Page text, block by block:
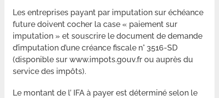
Les entreprises payant par imputation sur échéance
future doivent cocher la case « paiement sur
imputation » et souscrire le document de demande
d’imputation d’une créance fiscale n° 3516-SD
(disponible sur www.impots.gouv.fr ou auprès du
service des impôts).
Le montant de l’ IFA à payer est déterminé selon le